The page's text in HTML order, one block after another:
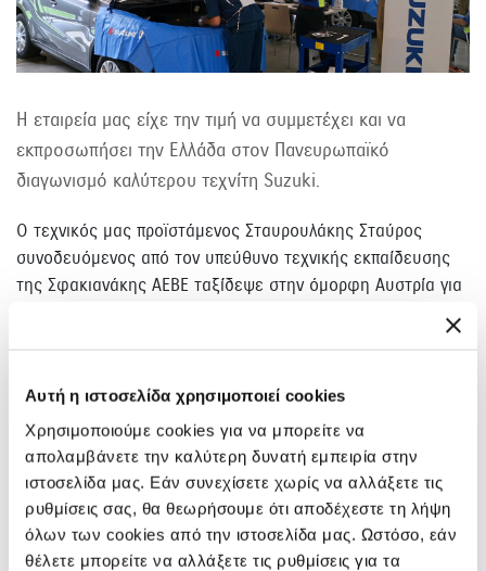
Αυτή η ιστοσελίδα χρησιμοποιεί cookies
Χρησιμοποιούμε cookies για να μπορείτε να
απολαμβάνετε την καλύτερη δυνατή εμπειρία στην
ιστοσελίδα μας. Εάν συνεχίσετε χωρίς να αλλάξετε τις
ρυθμίσεις σας, θα θεωρήσουμε ότι αποδέχεστε τη λήψη
όλων των cookies από την ιστοσελίδα μας. Ωστόσο, εάν
θέλετε μπορείτε να αλλάξετε τις ρυθμίσεις για τα
Η εταιρεία μας είχε την τιμή να συμμετέχει και να
εκπροσωπήσει την Ελλάδα στον Πανευρωπαϊκό
διαγωνισμό καλύτερου τεχνίτη Suzuki.
Ο τεχνικός μας προϊστάμενος Σταυρουλάκης Σταύρος
συνοδευόμενος από τον υπεύθυνο τεχνικής εκπαίδευσης
της Σφακιανάκης ΑΕΒΕ ταξίδεψε στην όμορφη Αυστρία για
αυστηρή επίβλεψη των Ιαπώνων διοργανωτών, οι καλύτεροι
αντιμέτωποι με ένα νέο VITARA!
Η μεγάλη πίεση χρόνου αλλά και ένα χαλασμένο ειδικό
εργαλείο που μας έτυχε, μας στέρησε την θέση στο
βάθρο, αλλά μας έδωσε την πρόκριση στην δεκάδα.